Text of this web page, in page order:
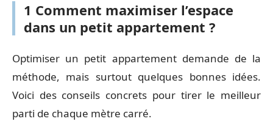
1 Comment maximiser l’espace
dans un petit appartement ?
Optimiser un petit appartement demande de la
méthode, mais surtout quelques bonnes idées.
Voici des conseils concrets pour tirer le meilleur
parti de chaque mètre carré.